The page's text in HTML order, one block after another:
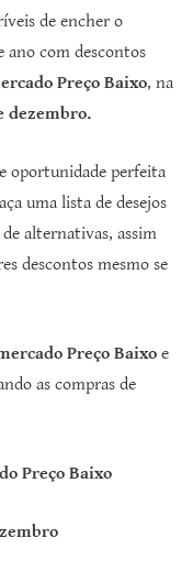
de encher o
ano com descontos
Preço Baixo, na
dezembro.
oportunidade perfeita
uma lista de desejos
alternativas, assim
descontos mesmo se
Preço Baixo e
as compras de
Preço Baixo